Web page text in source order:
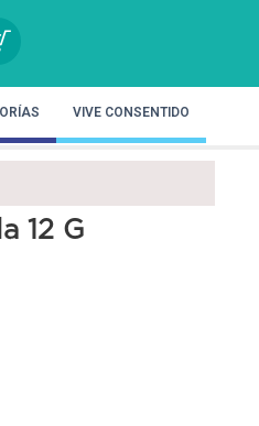
VIVE CONSENTIDO
12 G